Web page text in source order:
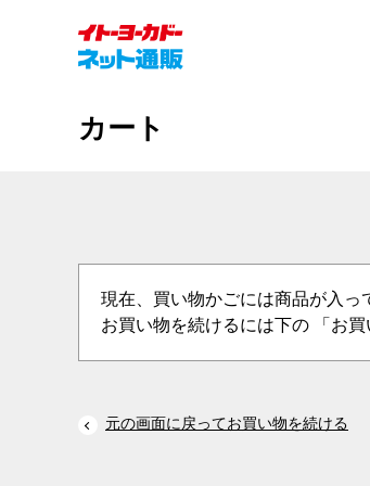
カート
現在、買い物かごには商品が入っ
お買い物を続けるには下の 「お
元の画面に戻ってお買い物を続ける